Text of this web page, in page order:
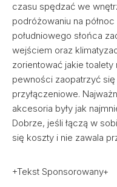
czasu spędzać we
podróżowaniu na
południowego słońca
wejściem oraz
zorientować jakie toalety
pewności zaopatrzyć
przyłączeniowe.
akcesoria były jak
Dobrze, jeśli łączą w
się koszty i nie zawala
+Tekst Sponsorowany+